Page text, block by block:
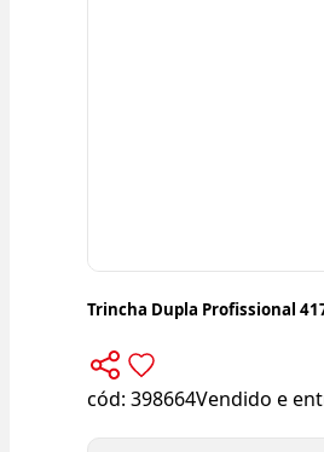
Trincha Dupla Profissional
cód: 398664Vendido e